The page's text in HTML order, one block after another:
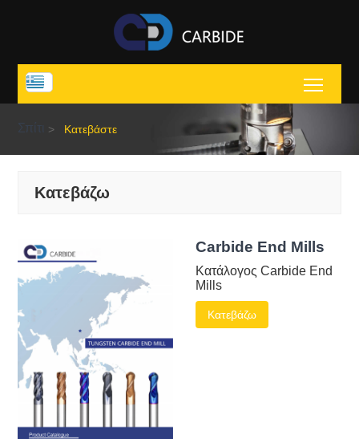
Σπίτι > Κατεβάστε
Κατεβάζω
Carbide End Mills
Κατάλογος Carbide End
Mills
Κατεβάζω